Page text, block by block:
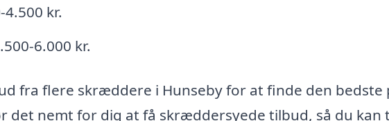
kr.
6.000 kr.
fra flere skræddere i Hunseby for at finde den bedste
det nemt for dig at få skræddersyede tilbud, så du